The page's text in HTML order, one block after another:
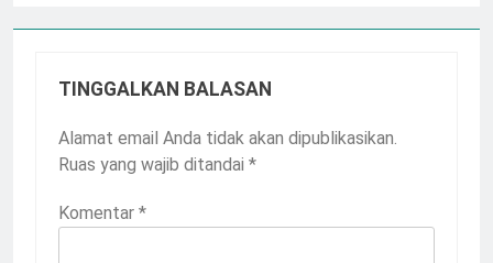
TINGGALKAN BALASAN
Alamat email Anda tidak akan dipublikasikan.
Ruas yang wajib ditandai *
Komentar *